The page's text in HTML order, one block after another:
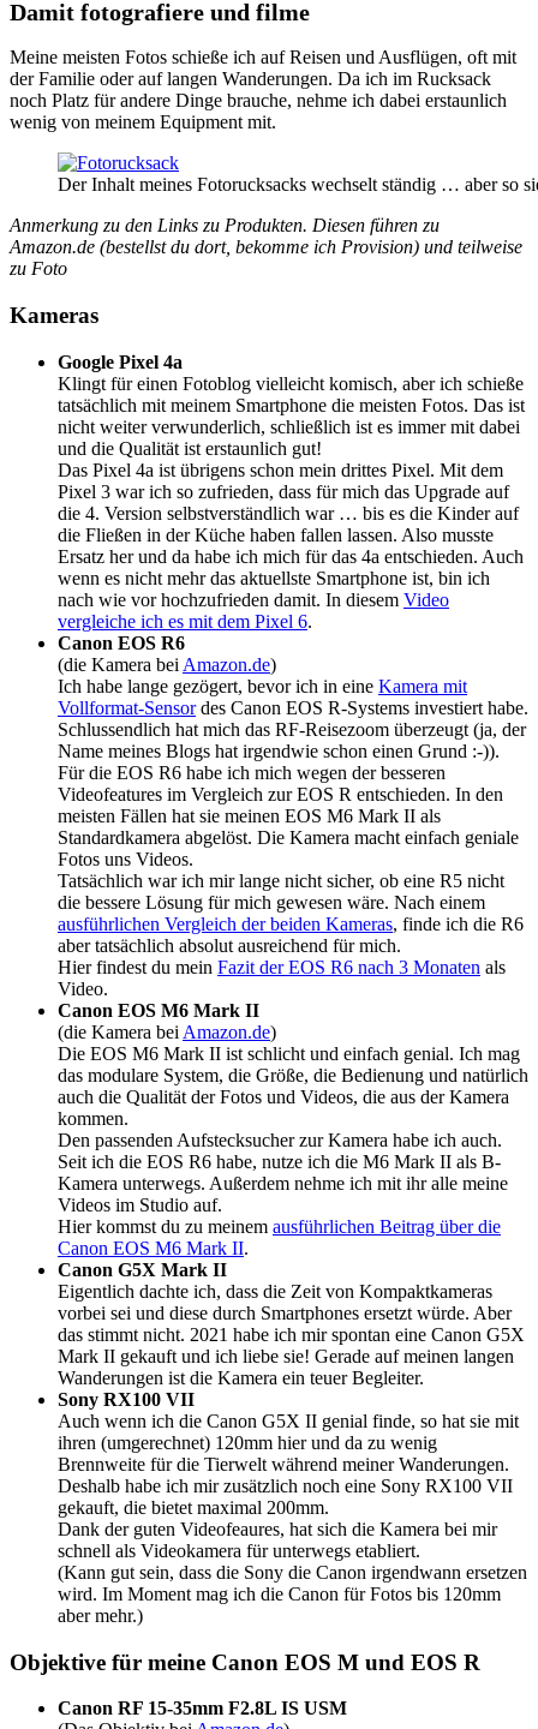
von
anzeigen
Damit fotografiere und filme
Meine meisten Fotos schieße ich auf Reisen und Ausflügen, oft mit
der Familie oder auf langen Wanderungen. Da ich im Rucksack
noch Platz für andere Dinge brauche, nehme ich dabei erstaunlich
wenig von meinem Equipment mit.
Der Inhalt meines Fotorucksacks wechselt ständig … aber so
Anmerkung zu den Links zu Produkten. Diesen führen zu
Amazon.de (bestellst du dort, bekomme ich Provision) und teilweise
zu Foto
Kameras
Google Pixel 4a
Klingt für einen Fotoblog vielleicht komisch, aber ich schieße
tatsächlich mit meinem Smartphone die meisten Fotos. Das ist
nicht weiter verwunderlich, schließlich ist es immer mit dabei
und die Qualität ist erstaunlich gut!
Das Pixel 4a ist übrigens schon mein drittes Pixel. Mit dem
Pixel 3 war ich so zufrieden, dass für mich das Upgrade auf
die 4. Version selbstverständlich war … bis es die Kinder auf
die Fließen in der Küche haben fallen lassen. Also musste
Ersatz her und da habe ich mich für das 4a entschieden. Auch
wenn es nicht mehr das aktuellste Smartphone ist, bin ich
nach wie vor hochzufrieden damit. In diesem Video
vergleiche ich es mit dem Pixel 6.
Canon EOS R6
(die Kamera bei Amazon.de)
Ich habe lange gezögert, bevor ich in eine Kamera mit
Vollformat-Sensordes Canon EOS R-Systems investiert habe.
Schlussendlich hat mich das RF-Reisezoom überzeugt (ja, der
Name meines Blogs hat irgendwie schon einen Grund :-)).
Für die EOS R6 habe ich mich wegen der besseren
Videofeatures im Vergleich zur EOS R entschieden. In den
meisten Fällen hat sie meinen EOS M6 Mark II als
Standardkamera abgelöst. Die Kamera macht einfach geniale
Fotos uns Videos.
Tatsächlich war ich mir lange nicht sicher, ob eine R5 nicht
die bessere Lösung für mich gewesen wäre. Nach einem
ausführlichen Vergleich der beiden Kameras, finde ich die R6
aber tatsächlich absolut ausreichend für mich.
Hier findest du mein Fazit der EOS R6 nach 3 Monaten als
Video.
Canon EOS M6 Mark II
(die Kamera bei Amazon.de)
Die EOS M6 Mark II ist schlicht und einfach genial. Ich mag
das modulare System, die Größe, die Bedienung und natürlich
auch die Qualität der Fotos und Videos, die aus der Kamera
kommen.
Den passenden Aufstecksucher zur Kamera habe ich auch.
Seit ich die EOS R6 habe, nutze ich die M6 Mark II als B-
Kamera unterwegs. Außerdem nehme ich mit ihr alle meine
Videos im Studio auf.
Hier kommst du zu meinem ausführlichen Beitrag über die
Canon EOS M6 Mark II.
Canon G5X Mark II
Eigentlich dachte ich, dass die Zeit von Kompaktkameras
vorbei sei und diese durch Smartphones ersetzt würde. Aber
das stimmt nicht. 2021 habe ich mir spontan eine Canon G5X
Mark II gekauft und ich liebe sie! Gerade auf meinen langen
Wanderungen ist die Kamera ein teuer Begleiter.
Sony RX100 VII
Auch wenn ich die Canon G5X II genial finde, so hat sie mit
ihren (umgerechnet) 120mm hier und da zu wenig
Brennweite für die Tierwelt während meiner Wanderungen.
Deshalb habe ich mir zusätzlich noch eine Sony RX100 VII
gekauft, die bietet maximal 200mm.
Dank der guten Videofeaures, hat sich die Kamera bei mir
schnell als Videokamera für unterwegs etabliert.
(Kann gut sein, dass die Sony die Canon irgendwann ersetzen
wird. Im Moment mag ich die Canon für Fotos bis 120mm
aber mehr.)
Objektive für meine Canon EOS M und EOS R
Canon RF 15-35mm F2.8L IS USM